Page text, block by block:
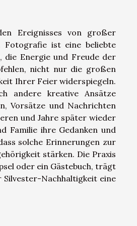
Ereignisses von großer
Fotografie ist eine beliebte
die Energie und Freude der
nicht nur die großen
Ihrer Feier widerspiegeln.
andere kreative Ansätze
Vorsätze und Nachrichten
und Jahre später wieder
Familie ihre Gedanken und
solche Erinnerungen zur
stärken. Die Praxis
oder ein Gästebuch, trägt
Nachhaltigkeit eine